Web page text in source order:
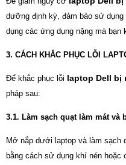
dưỡng định kỳ, đảm bảo sử
dụng các ứng dụng nặng mà bạn
3. CÁCH KHẮC PHỤC LỖI
Để khắc phục lỗi laptop Dell bị
pháp sau:
3.1. Làm sạch quạt làm mát và
Mở nắp dưới laptop và làm sạch
bằng cách sử dụng khí nén hoặc